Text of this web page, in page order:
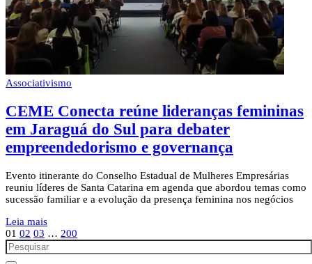
Associativismo
CEME Conecta reúne lideranças femininas
em Jaraguá do Sul para debater
empreendedorismo e governança
Evento itinerante do Conselho Estadual de Mulheres Empresárias
reuniu líderes de Santa Catarina em agenda que abordou temas como
sucessão familiar e a evolução da presença feminina nos negócios
Leia mais
01 02 03 … 200